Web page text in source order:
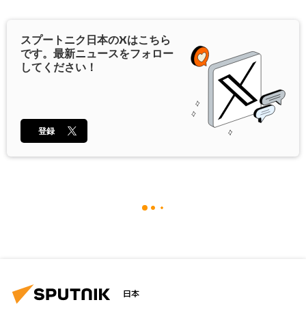
スプートニク日本のXはこちら
です。最新ニュースをフォロー
してください！
登録
日本